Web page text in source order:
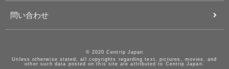
問い合わせ
© 2020 Centrip Japan
Unless otherwise stated, all copyrights regarding text, pictures, movies, and
other such data posted on this site are attributed to Centrip Japan.